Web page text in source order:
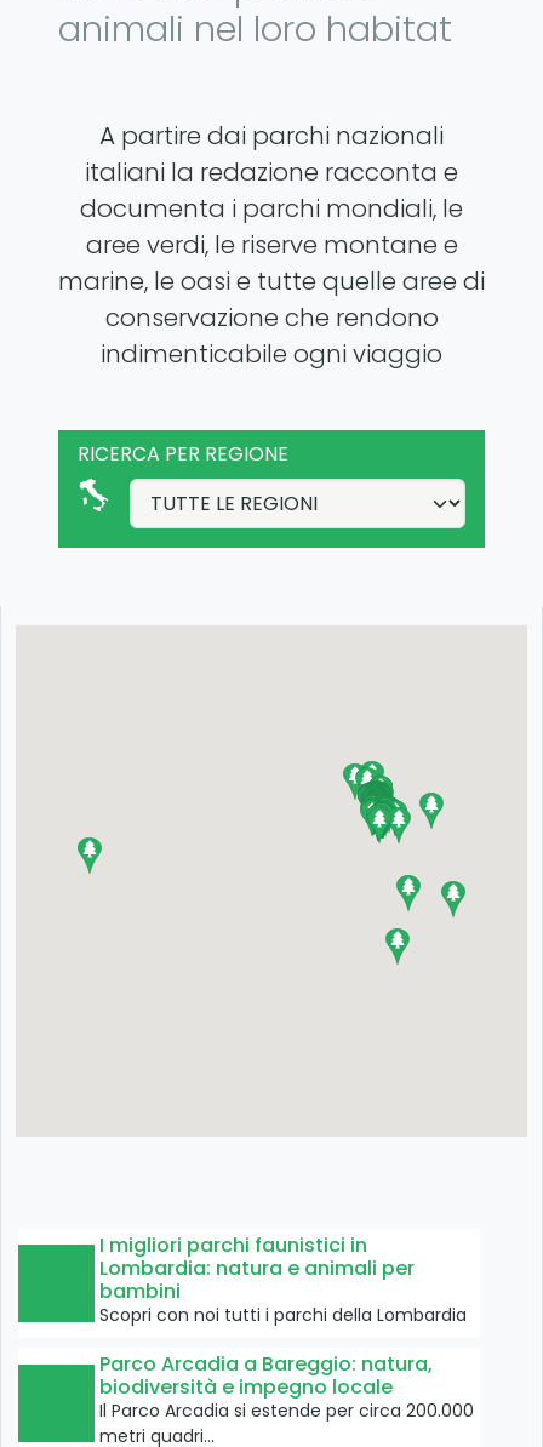
animali nel loro habitat
A partire dai parchi nazionali
italiani la redazione racconta e
documenta i parchi mondiali, le
aree verdi, le riserve montane e
marine, le oasi e tutte quelle aree di
conservazione che rendono
indimenticabile ogni viaggio
RICERCA PER REGIONE
I migliori parchi faunistici in
Lombardia: natura e animali per
bambini
Scopri con noi tutti i parchi della Lombardia
Parco Arcadia a Bareggio: natura,
biodiversità e impegno locale
Il Parco Arcadia si estende per circa 200.000
metri quadri…